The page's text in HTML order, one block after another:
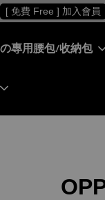
[ 免費 Free ] 加入會員
專用腰包/收納包